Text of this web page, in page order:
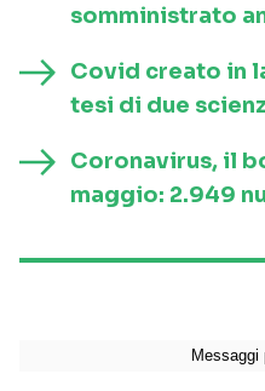
somministrato
Covid creato in
tesi di due
Coronavirus, il
maggio: 2.949